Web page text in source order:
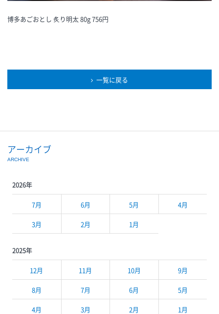
博多あごおとし 炙り明太 80g 756円
一覧に戻る
アーカイブ
ARCHIVE
2026年
7月 6月 5月 4月
3月 2月 1月
2025年
12月 11月 10月 9月
8月 7月 6月 5月
4月 3月 2月 1月